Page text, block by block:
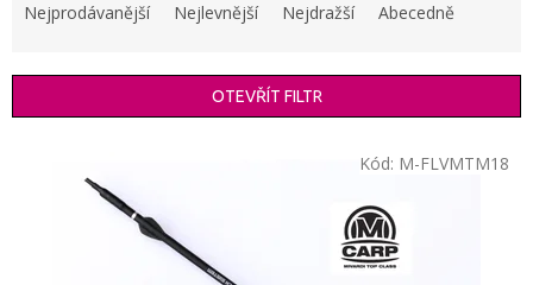
í
Nejprodávanější Nejlevnější Nejdražší Abecedně
OTEVŘÍT FILTR
Kód: M-FLVMTM18